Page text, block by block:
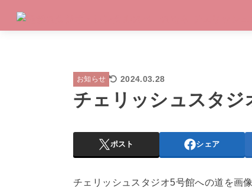
お知らせ 2024.03.28
チェリッシュスタジ
ポスト シェア
チェリッシュスタジオ5号館への道を画